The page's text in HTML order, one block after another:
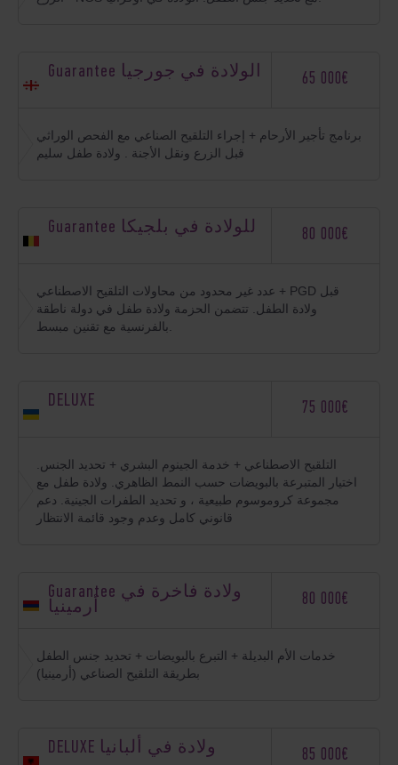
Guarantee الولادة في جورجيا
برنامج تأجير الأرحام + إجراء التلقيح الصناعي مع الفحص الوراثي
قبل الزرع ونقل الأجنة . ولادة طفل سليم
65 000€
Guarantee للولادة في بلجيكا
عدد غير محدود من محاولات التلقيح الاصطناعي + PGD قبل
ولادة الطفل. تتضمن الحزمة ولادة طفل في دولة ناطقة
80 000€
DELUXE
التلقيح الاصطناعي + خدمة الجينوم البشري + تحديد الجنس.
اختيار المتبرعة بالبويضات حسب النمط الظاهري. ولادة طفل مع
مجموعة كروموسوم طبيعية ، و تحديد الطفرات الجينية. دعم
قانوني كامل وعدم وجود قائمة الانتظار
75 000€
Guarantee ولادة فاخرة في
أرمينيا
خدمات الأم البديلة + التبرع بالبويضات + تحديد جنس الطفل
بطريقة التلقيح الصناعي (أرمينيا)
80 000€
DELUXE ولادة في ألبانيا 85 000€